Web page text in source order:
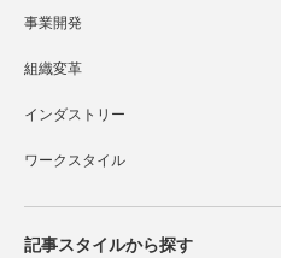
事業開発
組織変革
インダストリー
ワークスタイル
記事スタイルから探す